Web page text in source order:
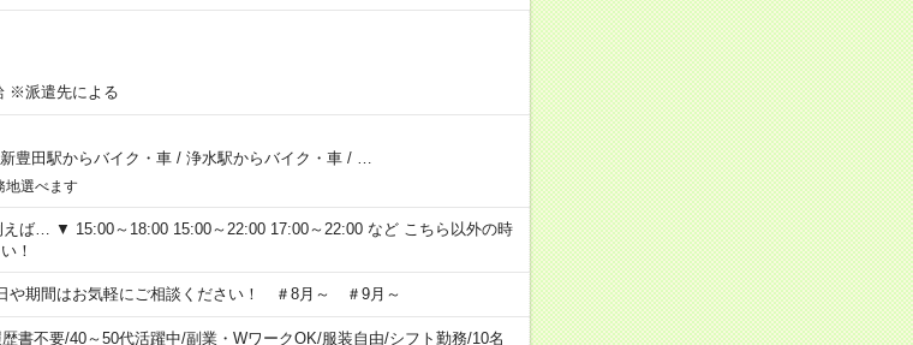
※派遣先による
新豊田駅からバイク・車/ 浄水駅からバイク・車/
選べます
ば… ▼ 15:00～18:00 15:00～22:00 17:00～22:00 など こちら以外の時
！
期間はお気軽にご相談ください！ ＃8月～ ＃9月～
書不要/40～50代活躍中/副業・WワークOK/服装自由/シフト勤務/10名